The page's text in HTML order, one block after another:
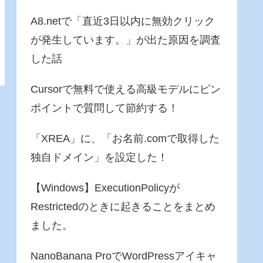
A8.netで「直近3日以内に無効クリック
が発生しています。」が出た原因を調査
した話
Cursorで無料で使える高級モデルにピン
ポイントで質問して節約する！
「XREA」に、「お名前.comで取得した
独自ドメイン」を設定した！
【Windows】ExecutionPolicyが
Restrictedのときに起きることをまとめ
ました。
NanoBanana ProでWordPressアイキャ